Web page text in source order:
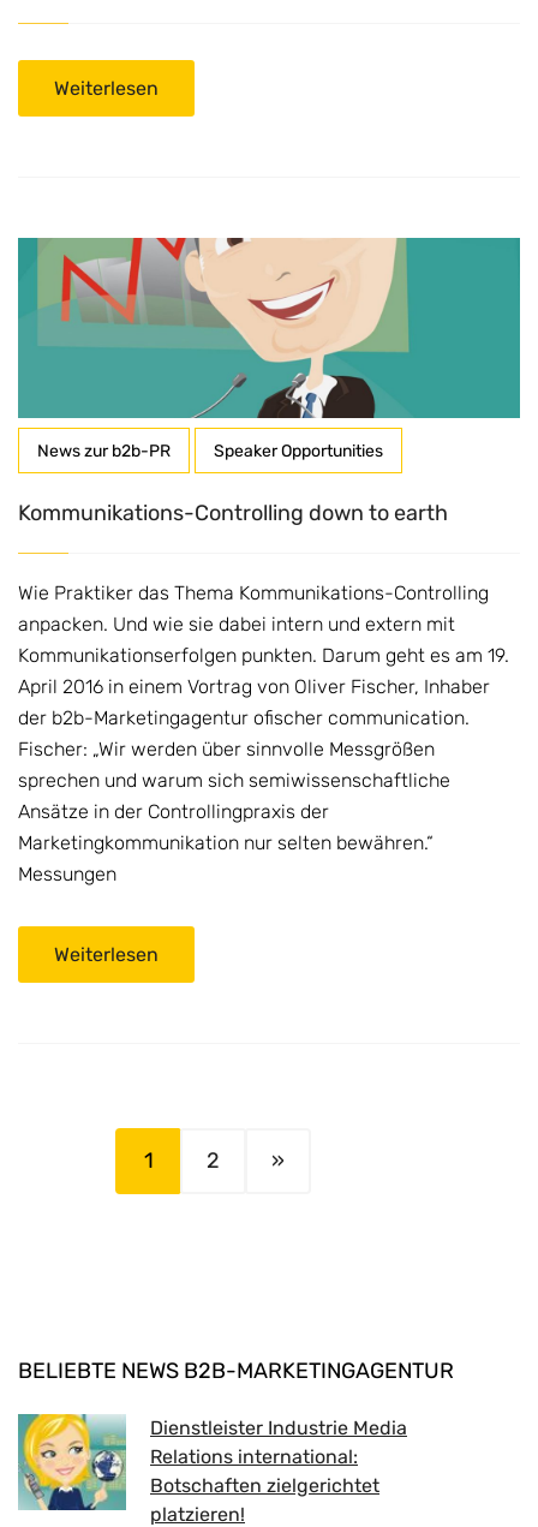
Weiterlesen
News zur b2b-PR Speaker Opportunities
Kommunikations-Controlling down to earth
Wie Praktiker das Thema Kommunikations-Controlling
anpacken. Und wie sie dabei intern und extern mit
Kommunikationserfolgen punkten. Darum geht es am 19.
April 2016 in einem Vortrag von Oliver Fischer, Inhaber
der b2b-Marketingagentur ofischer communication.
Fischer: „Wir werden über sinnvolle Messgrößen
sprechen und warum sich semiwissenschaftliche
Ansätze in der Controllingpraxis der
Marketingkommunikation nur selten bewähren.“
Messungen
Weiterlesen
1 2 »
BELIEBTE NEWS B2B-MARKETINGAGENTUR
Dienstleister Industrie Media
Relations international:
Botschaften zielgerichtet
platzieren!